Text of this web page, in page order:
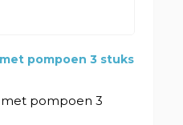
pompoen 3 stuks
pompoen 3